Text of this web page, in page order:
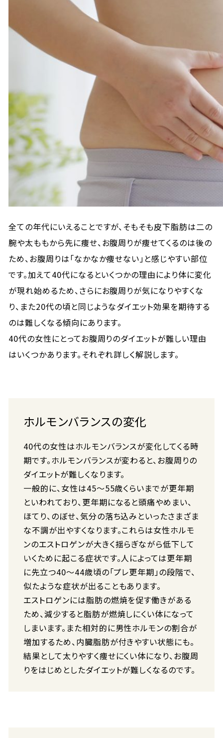
全ての年代にいえることですが、そもそも皮下脂肪は二の
腕や太ももから先に痩せ、お腹周りが痩せてくるのは後の
ため、お腹周りは「なかなか痩せない」と感じやすい部位
です。加えて40代になるといくつかの理由により体に変化
が現れ始めるため、さらにお腹周りが気になりやすくな
り、また20代の頃と同じようなダイエット効果を期待する
のは難しくなる傾向にあります。
40代の女性にとってお腹周りのダイエットが難しい理由
はいくつかあります。それぞれ詳しく解説します。
ホルモンバランスの変化
40代の女性はホルモンバランスが変化してくる時
期です。ホルモンバランスが変わると、お腹周りの
ダイエットが難しくなります。
一般的に、女性は45～55歳くらいまでが更年期
といわれており、更年期になると頭痛やめまい、
ほてり、のぼせ、気分の落ち込みといったさまざま
な不調が出やすくなります。これらは女性ホルモ
ンのエストロゲンが大きく揺らぎながら低下して
いくために起こる症状です。人によっては更年期
に先立つ40〜44歳頃の「プレ更年期」の段階で、
似たような症状が出ることもあります。
エストロゲンには脂肪の燃焼を促す働きがある
ため、減少すると脂肪が燃焼しにくい体になって
しまいます。また相対的に男性ホルモンの割合が
増加するため、内臓脂肪が付きやすい状態にも。
結果として太りやすく痩せにくい体になり、お腹周
りをはじめとしたダイエットが難しくなるのです。